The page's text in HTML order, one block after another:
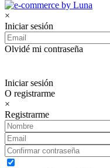
×
Iniciar sesión
Olvidé mi contraseña
Iniciar sesión
O registrarme
×
Registrarme